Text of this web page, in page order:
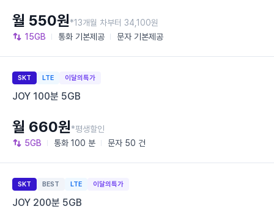
15GB 통화 기본제공 문자 기본제공
월 550원*13개월 차부터 34,100원
SKT LTE 이달의특가
JOY 100분 5GB
5GB 통화 100 분 문자 50 건
월 660원*평생할인
SKT BEST LTE 이달의특가
JOY 200분 5GB